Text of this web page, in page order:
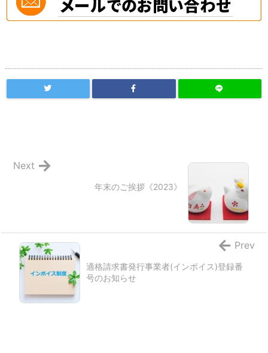
年末のご挨拶《2023》
Next
適格請求書発行事業者(インボイス)登録番
号のお知らせ
Prev